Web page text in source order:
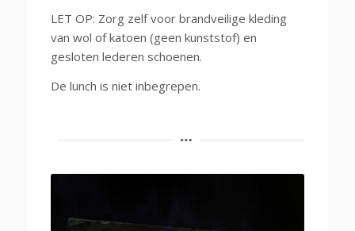
LET OP: Zorg zelf voor brandveilige kleding
van wol of katoen (geen kunststof) en
gesloten lederen schoenen.
De lunch is niet inbegrepen.